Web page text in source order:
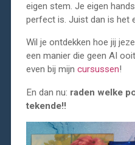
eigen stem. Je eigen
perfect is. Juist dan is het
Wil je ontdekken hoe jij
een manier die geen AI
even bij mijn cursussen!
En dan nu: raden welke
tekende!!